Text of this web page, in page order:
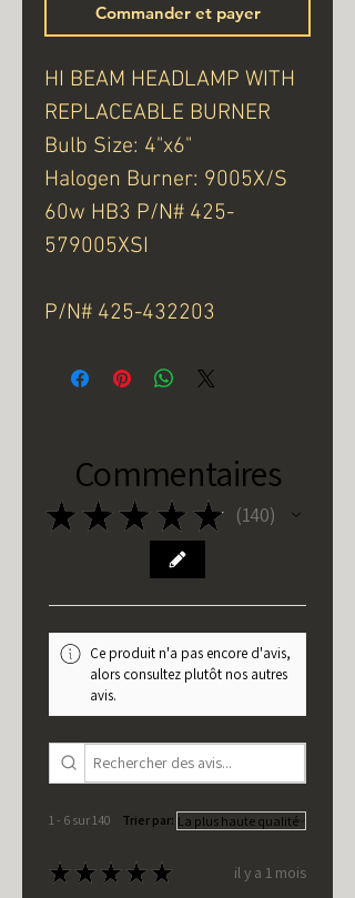
Commander et payer
HI BEAM HEADLAMP WITH
REPLACEABLE BURNER
Bulb Size: 4"x6"
Halogen Burner: 9005X/S
60w HB3 P/N# 425-
579005XSI
P/N# 425-432203
Commentaires
★ ★ ★ ★ ★ 140
140
Ce produit n'a pas encore d'avis,
alors consultez plutôt nos autres
avis.
1 - 6 sur 140 Trier par:
★ ★ ★ ★ ★ il y a 1 mois